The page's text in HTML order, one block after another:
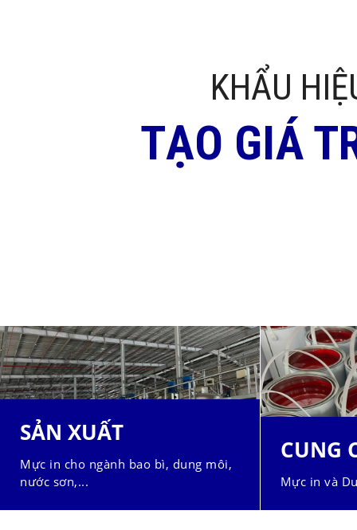
KHẨU
TẠO GIÁ
SẢN XUẤT
Mực in cho ngành bao bì, dung môi,
nước sơn,...
CUNG
Mực in và